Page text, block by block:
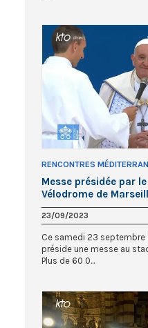
RENCONTRES
PAPE FRANÇOIS
Messe présidée par
Vélodrome de
23/09/2023
Ce samedi 23 septembre
préside une messe au
Plus de 60 0...